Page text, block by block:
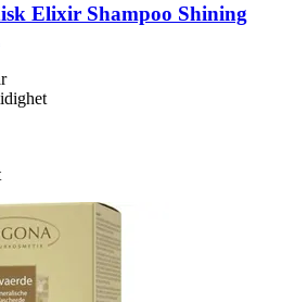
Elixir Shampoo Shining